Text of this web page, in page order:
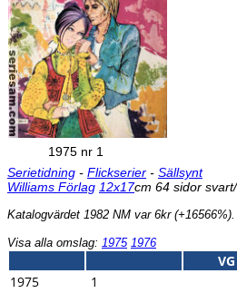
1975 nr 1
Serietidning - Flickserier - Sällsynt
Williams Förlag 12x17cm 64 sidor
Katalogvärdet 1982 NM var 6kr (+16566%).
Visa alla omslag: 1975 1976
VG
1975
1